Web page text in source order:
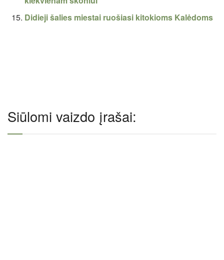
Didieji šalies miestai ruošiasi kitokioms Kalėdoms
Siūlomi vaizdo įrašai: